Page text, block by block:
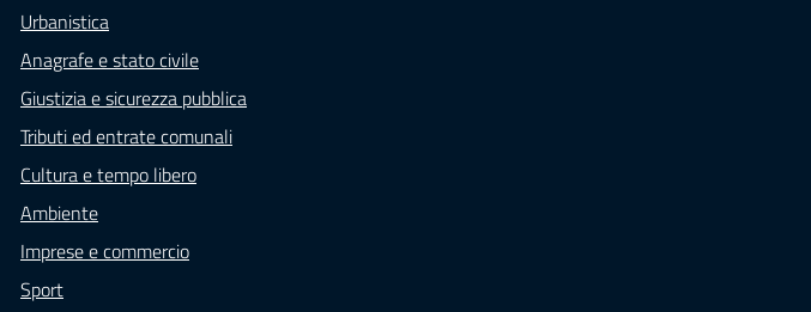
Urbanistica
Anagrafe e stato civile
Giustizia e sicurezza pubblica
Tributi ed entrate comunali
Cultura e tempo libero
Ambiente
Imprese e commercio
Sport